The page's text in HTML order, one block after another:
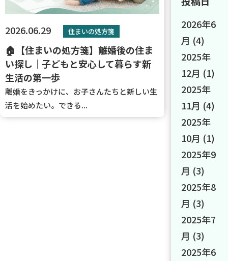
2026.06.29 住まいの処方箋
🏠【住まいの処方箋】離婚後の住ま
い探し｜子どもと安心して暮らす新
生活の第一歩
離婚をきっかけに、お子さんたちと新しい生
活を始めたい。できる...
2026年6
月 (4)
2025年
12月 (1)
2025年
11月 (4)
2025年
10月 (1)
2025年9
月 (3)
2025年8
月 (3)
2025年7
月 (3)
2025年6